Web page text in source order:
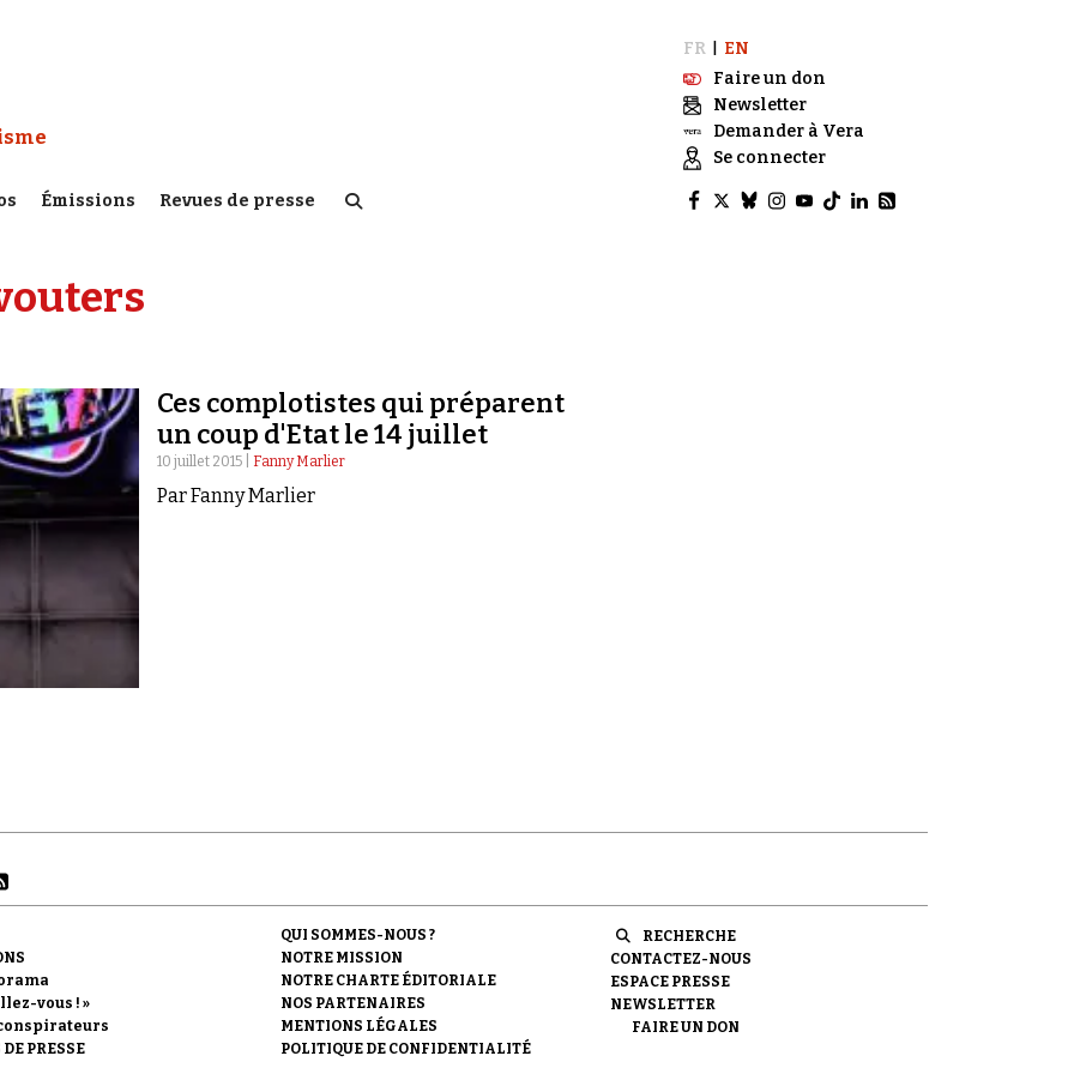
:
Émissions Revues de presse
FR
EN
Faire un don
Newsletter
Demander à Vera
Se connecter
Ces complotistes qui préparent
un coup d'Etat le 14 juillet
10 juillet 2015 | Fanny Marlier
Par Fanny Marlier
vous ! »
PRESSE
QUI SOMMES-NOUS ?
NOTRE MISSION
NOTRE CHARTE ÉDITORIALE
NOS PARTENAIRES
MENTIONS LÉGALES
POLITIQUE DE CONFIDENTIALITÉ
RECHERCHE
CONTACTEZ-NOUS
ESPACE PRESSE
NEWSLETTER
FAIRE UN DON